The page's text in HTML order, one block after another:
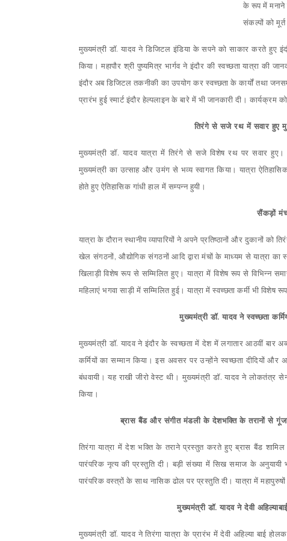
के रूप में मनाने
संकल्पों को
मुख्यमंत्री डॉ. यादव ने डिजिटल इंडिया के सपने को साकार करते हुए
किया। महापौर श्री पुष्यमित्र भार्गव ने इंदौर की स्वच्छता यात्रा की
इंदौर अब डिजिटल तकनीकी का उपयोग कर स्वच्छता के कार्यों तथा
प्रारंभ हुई स्मार्ट इंदौर हेल्पलाइन के बारे में भी जानकारी दी। कार्यक्रम
तिरंगे से सजे रथ में सवार हुए
मुख्यमंत्री डॉ. यादव यात्रा में तिरंगे से सजे विशेष रथ पर सवार हुए।
मुख्यमंत्री का उत्साह और उमंग से भव्य स्वागत किया। यात्रा
होते हुए ऐतिहासिक गांधी हाल में सम्पन्न हुयी।
सैंकड़ों
यात्रा के दौरान स्थानीय व्यापारियों ने अपने प्रतिष्ठानों और दुकानों को
खेल संगठनों, औद्योगिक संगठनों आदि द्वारा मंचों के माध्यम से यात्रा का
खिलाड़ी विशेष रूप से सम्मिलित हुए। यात्रा में विशेष रूप से विभिन्न
महिलाएं भगवा साड़ी में सम्मिलित हुई। यात्रा में स्वच्छता कर्मी भी विशेष
मुख्यमंत्री डॉ. यादव ने स्वच्छता
मुख्यमंत्री डॉ. यादव ने इंदौर के स्वच्छता में देश में लगातार आठवीं बार
कर्मियों का सम्मान किया। इस अवसर पर उन्होंने स्वच्छता दीदियों और
बंधवायी। यह राखी जीरो वेस्ट थी। मुख्यमंत्री डॉ. यादव ने लोकतंत्र
किया।
ब्रास बैंड और संगीत मंडली के देशभक्ति के तरानों से
तिरंगा यात्रा में देश भक्ति के तराने प्रस्तुत करते हुए ब्रास बैंड
पारंपरिक नृत्य की प्रस्तुति दी। बड़ी संख्या में सिख समाज के अनुयायी
पारंपरिक वस्त्रों के साथ नासिक ढोल पर प्रस्तुति दी। यात्रा में
मुख्यमंत्री डॉ. यादव ने देवी
मुख्यमंत्री डॉ. यादव ने तिरंगा यात्रा के प्रारंभ में देवी अहिल्या बाई